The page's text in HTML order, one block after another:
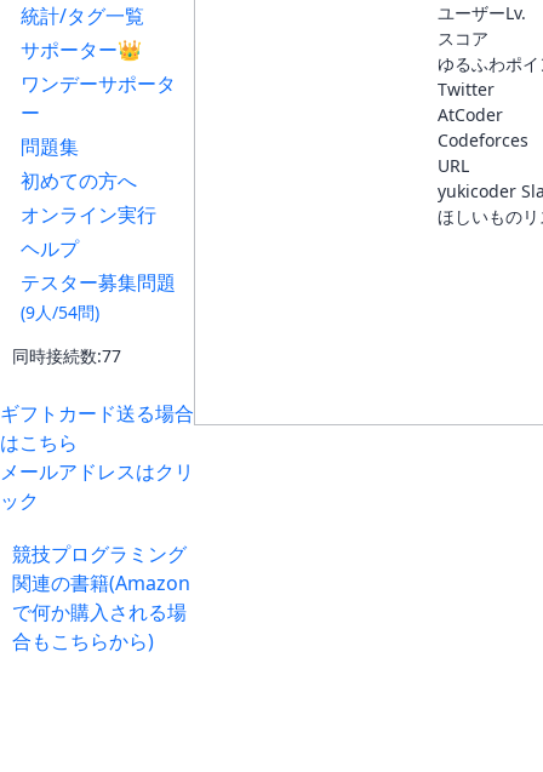
統計/タグ一覧
サポーター👑
ワンデーサポータ
ー
問題集
初めての方へ
オンライン実行
ヘルプ
テスター募集問題
(9人/54問)
同時接続数:77
ギフトカード送る場合
はこちら
メールアドレスはクリ
ック
競技プログラミング
関連の書籍(Amazon
で何か購入される場
合もこちらから)
ユーザーLv.
スコア
ゆるふわポ
Twitter
AtCoder
Codeforces
URL
yukicoder
ほしいもの